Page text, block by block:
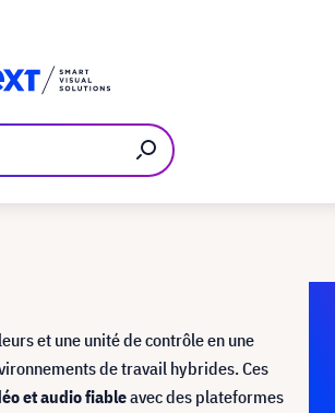
et une unité de contrôle en une
de travail hybrides. Ces
et audio fiableavec des plateformes